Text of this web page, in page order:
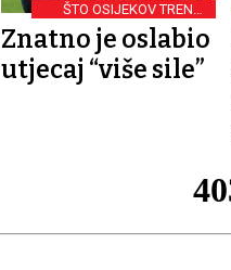
ŠTO OSIJEKOV TRENER
SPREMA ZA SUSRET U
KOPRIVNICI
Znatno je oslabio
utjecaj “više sile”